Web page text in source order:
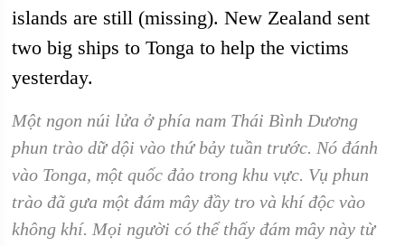
islands are still (missing). New Zealand sent
two big ships to Tonga to help the victims
yesterday.
Một ngon núi lửa ở phía nam Thái Bình Dương
phun trào dữ dội vào thứ bảy tuần trước. Nó đánh
vào Tonga, một quốc đảo trong khu vực. Vụ phun
trào đã gưa một đám mây đầy tro và khí độc vào
không khí. Mọi người có thể thấy đám mây này từ